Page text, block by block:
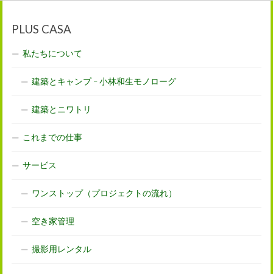
PLUS CASA
私たちについて
建築とキャンプ – 小林和生モノローグ
建築とニワトリ
これまでの仕事
サービス
ワンストップ（プロジェクトの流れ）
空き家管理
撮影用レンタル